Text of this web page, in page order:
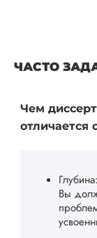
ЧАСТО
Чем
отличается
Вы